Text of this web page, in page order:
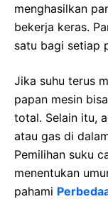
menghasilkan
bekerja keras.
satu bagi setiap
Jika suhu terus
papan mesin
total. Selain itu,
atau gas di
Pemilihan suku
menentukan
pahami